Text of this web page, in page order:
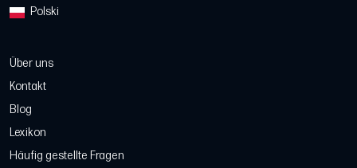
Polski
Über uns
Kontakt
Blog
Lexikon
Häufig gestellte Fragen